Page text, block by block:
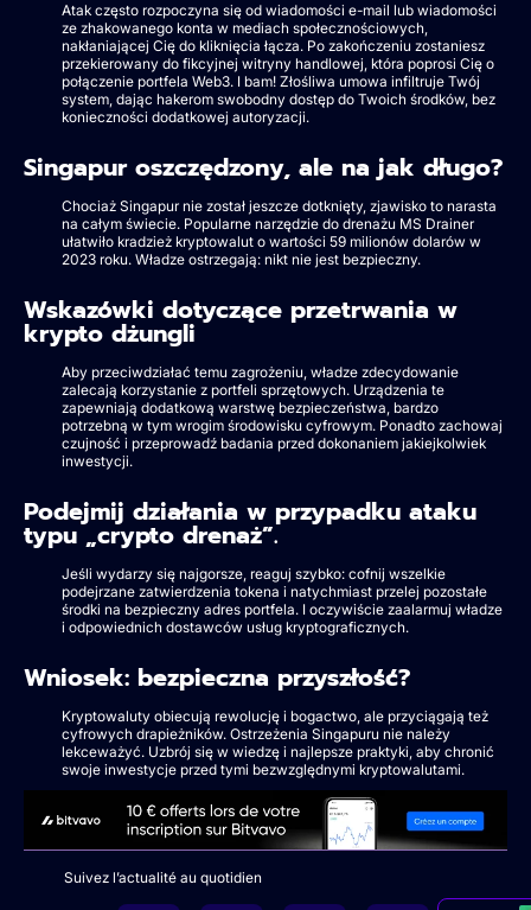
Atak często rozpoczyna się od wiadomości e-mail lub wiadomości
ze zhakowanego konta w mediach społecznościowych,
nakłaniającej Cię do kliknięcia łącza. Po zakończeniu zostaniesz
przekierowany do fikcyjnej witryny handlowej, która poprosi Cię o
połączenie portfela Web3. I bam! Złośliwa umowa infiltruje Twój
system, dając hakerom swobodny dostęp do Twoich środków, bez
konieczności dodatkowej autoryzacji.
Singapur oszczędzony, ale na jak długo?
Chociaż Singapur nie został jeszcze dotknięty, zjawisko to narasta
na całym świecie. Popularne narzędzie do drenażu MS Drainer
ułatwiło kradzież kryptowalut o wartości 59 milionów dolarów w
2023 roku. Władze ostrzegają: nikt nie jest bezpieczny.
Wskazówki dotyczące przetrwania w
krypto dżungli
Aby przeciwdziałać temu zagrożeniu, władze zdecydowanie
zalecają korzystanie z portfeli sprzętowych. Urządzenia te
zapewniają dodatkową warstwę bezpieczeństwa, bardzo
potrzebną w tym wrogim środowisku cyfrowym. Ponadto zachowaj
czujność i przeprowadź badania przed dokonaniem jakiejkolwiek
inwestycji.
Podejmij działania w przypadku ataku
typu „crypto drenaż”.
Jeśli wydarzy się najgorsze, reaguj szybko: cofnij wszelkie
podejrzane zatwierdzenia tokena i natychmiast przelej pozostałe
środki na bezpieczny adres portfela. I oczywiście zaalarmuj władze
i odpowiednich dostawców usług kryptograficznych.
Wniosek: bezpieczna przyszłość?
Kryptowaluty obiecują rewolucję i bogactwo, ale przyciągają też
cyfrowych drapieżników. Ostrzeżenia Singapuru nie należy
lekceważyć. Uzbrój się w wiedzę i najlepsze praktyki, aby chronić
swoje inwestycje przed tymi bezwzględnymi kryptowalutami.
Suivez l’actualité au quotidien